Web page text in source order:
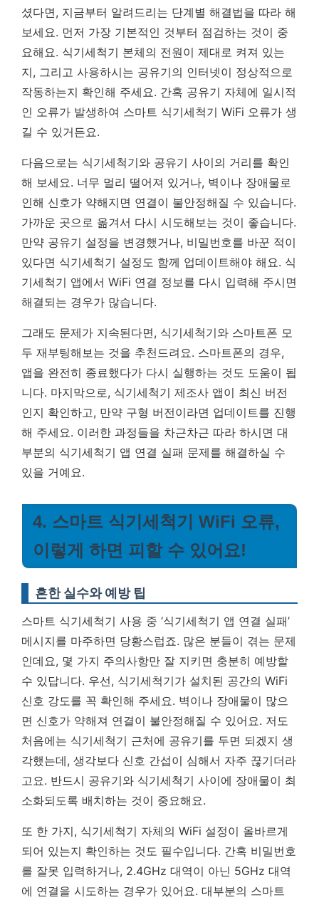
셨다면, 지금부터 알려드리는 단계별 해결법을 따라 해
보세요. 먼저 가장 기본적인 것부터 점검하는 것이 중
요해요. 식기세척기 본체의 전원이 제대로 켜져 있는
지, 그리고 사용하시는 공유기의 인터넷이 정상적으로
작동하는지 확인해 주세요. 간혹 공유기 자체에 일시적
인 오류가 발생하여 스마트 식기세척기 WiFi 오류가 생
길 수 있거든요.
다음으로는 식기세척기와 공유기 사이의 거리를 확인
해 보세요. 너무 멀리 떨어져 있거나, 벽이나 장애물로
인해 신호가 약해지면 연결이 불안정해질 수 있습니다.
가까운 곳으로 옮겨서 다시 시도해보는 것이 좋습니다.
만약 공유기 설정을 변경했거나, 비밀번호를 바꾼 적이
있다면 식기세척기 설정도 함께 업데이트해야 해요. 식
기세척기 앱에서 WiFi 연결 정보를 다시 입력해 주시면
해결되는 경우가 많습니다.
그래도 문제가 지속된다면, 식기세척기와 스마트폰 모
두 재부팅해보는 것을 추천드려요. 스마트폰의 경우,
앱을 완전히 종료했다가 다시 실행하는 것도 도움이 됩
니다. 마지막으로, 식기세척기 제조사 앱이 최신 버전
인지 확인하고, 만약 구형 버전이라면 업데이트를 진행
해 주세요. 이러한 과정들을 차근차근 따라 하시면 대
부분의 식기세척기 앱 연결 실패 문제를 해결하실 수
있을 거예요.
4. 스마트 식기세척기 WiFi 오류,
이렇게 하면 피할 수 있어요!
흔한 실수와 예방 팁
스마트 식기세척기 사용 중 ‘식기세척기 앱 연결 실패’
메시지를 마주하면 당황스럽죠. 많은 분들이 겪는 문제
인데요, 몇 가지 주의사항만 잘 지키면 충분히 예방할
수 있답니다. 우선, 식기세척기가 설치된 공간의 WiFi
신호 강도를 꼭 확인해 주세요. 벽이나 장애물이 많으
면 신호가 약해져 연결이 불안정해질 수 있어요. 저도
처음에는 식기세척기 근처에 공유기를 두면 되겠지 생
각했는데, 생각보다 신호 간섭이 심해서 자주 끊기더라
고요. 반드시 공유기와 식기세척기 사이에 장애물이 최
소화되도록 배치하는 것이 중요해요.
또 한 가지, 식기세척기 자체의 WiFi 설정이 올바르게
되어 있는지 확인하는 것도 필수입니다. 간혹 비밀번호
를 잘못 입력하거나, 2.4GHz 대역이 아닌 5GHz 대역
에 연결을 시도하는 경우가 있어요. 대부분의 스마트